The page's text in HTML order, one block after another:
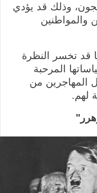
وذلك قد يؤدي
والمواطنين
قد تخسر النظرة
المرحبة
المهاجرين من
لهم.
"